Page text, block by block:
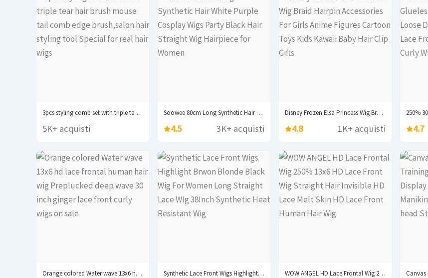
3pcs styling comb set with triple tear hair...
5K+ acquisti
Soowee 80cm Long Synthetic Hair White Purple Cosplay...
4.5 3K+ acquisti
Disney Frozen Elsa Princess Wig Braid Hairpin Accessories...
4.8 1K+ acquisti 4.7
Orange colored Water wave 13x6 hd lace frontal... Synthetic Lace Front Wigs Highlight Brwon Blonde Black... WOW ANGEL HD Lace Frontal Wig 250% 13x6...